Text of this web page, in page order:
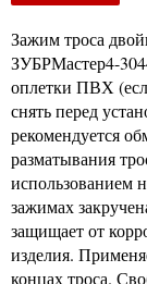
Зажим троса
ЗУБРМастер4-
оплетки ПВХ
снять перед
рекомендуется
разматывания
использованием
зажимах
защищает от
изделия.
концах троса.